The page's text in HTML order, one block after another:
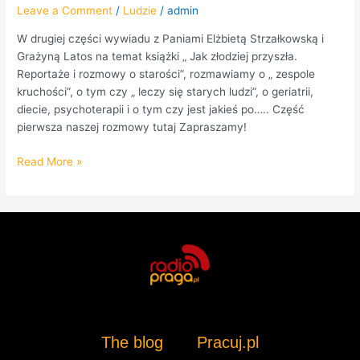
Leave a Comment / Ludzie /admin
W drugiej części wywiadu z Paniami Elżbietą Strzałkowską i
Grażyną Latos na temat książki „ Jak złodziej przyszła.
Reportaże i rozmowy o starości”, rozmawiamy o „ zespole
kruchości”, o tym czy „ leczy się starych ludzi”, o geriatrii,
diecie, psychoterapii i o tym czy jest jakieś po….. Część
pierwsza naszej rozmowy tutaj Zapraszamy!
Read More »
The blog Pracuj.pl